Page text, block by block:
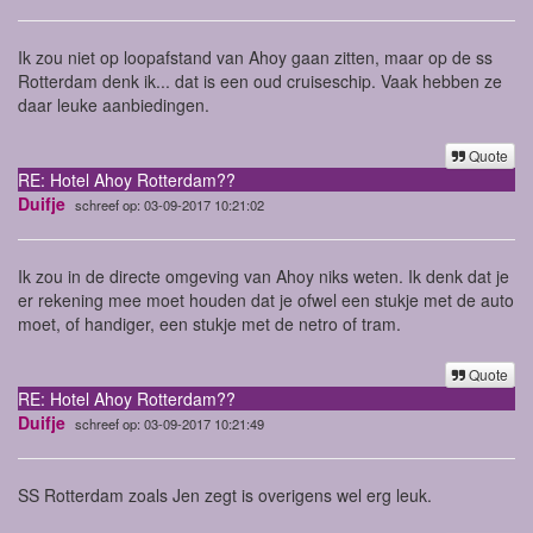
Ik zou niet op loopafstand van Ahoy gaan zitten, maar op de ss
Rotterdam denk ik... dat is een oud cruiseschip. Vaak hebben ze
daar leuke aanbiedingen.
Quote
RE: Hotel Ahoy Rotterdam??
Duifje schreef op: 03-09-2017 10:21:02
Ik zou in de directe omgeving van Ahoy niks weten. Ik denk dat je
er rekening mee moet houden dat je ofwel een stukje met de auto
moet, of handiger, een stukje met de netro of tram.
Quote
RE: Hotel Ahoy Rotterdam??
Duifje schreef op: 03-09-2017 10:21:49
SS Rotterdam zoals Jen zegt is overigens wel erg leuk.